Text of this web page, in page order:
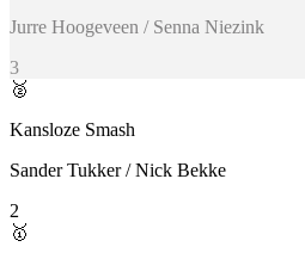
Jurre Hoogeveen / Senna Niezink
3
🥈
Kansloze Smash
Sander Tukker / Nick Bekke
2
🥇